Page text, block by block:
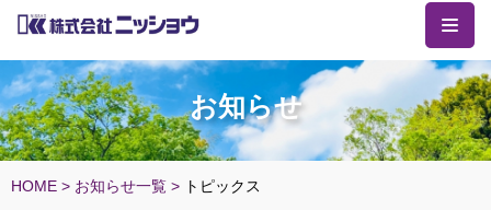
コ
ン
テ
ン
ツ
お知らせ
HOME > お知らせ一覧 > トピックス